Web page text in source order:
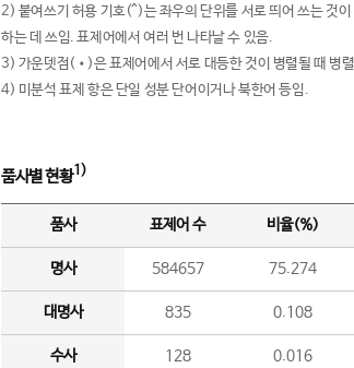
2) 붙여쓰기 허용 기호(^)는 좌우의 단위를 서로 띄어 쓰는 것
하는 데 쓰임. 표제어에서 여러 번 나타날 수 있음.
3) 가운뎃점(•)은 표제어에서 서로 대등한 것이 병렬될 때 병
4) 미분석 표제 항은 단일 성분 단어이거나 북한어 등임.
품사별 현황1)
품사 표제어 수 비율(%)
명사 584657 75.274
대명사 835 0.108
수사 128 0.016